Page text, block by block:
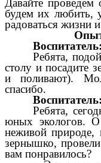
Давайте
будем их любить,
радоваться жизни
Воспитатель:
Ребята,
столу и посадите
и поливают).
спасибо.
Воспитатель:
Ребята,
юных экологов.
неживой природе,
зернышко,
вам понравилось?